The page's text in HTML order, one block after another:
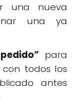
una nueva
una ya
para
todos los
antes